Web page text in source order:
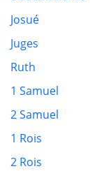
Josué
Juges
Ruth
1 Samuel
2 Samuel
1 Rois
2 Rois